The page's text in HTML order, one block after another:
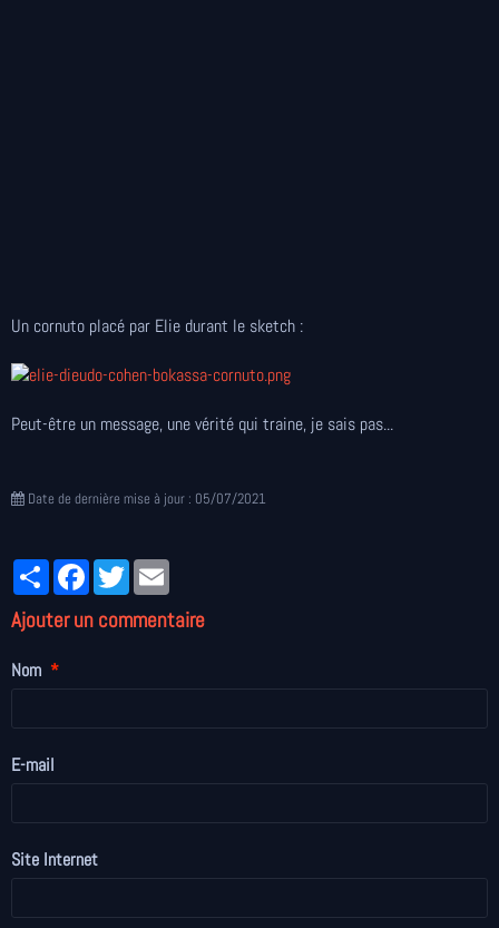
Un cornuto placé par Elie durant le sketch :
Peut-être un message, une vérité qui traine, je sais pas...
Date de dernière mise à jour : 05/07/2021
PartagerFacebookTwitter
Ajouter un commentaire
Nom
E-mail
Site Internet